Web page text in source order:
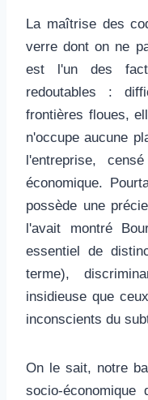
La maîtrise des
verre dont on ne
est l'un des
redoutables :
frontières floues,
n'occupe aucune
l'entreprise,
économique.
possède une
l'avait montré
essentiel de
terme),
insidieuse que
inconscients du
On le sait, notre
socio-